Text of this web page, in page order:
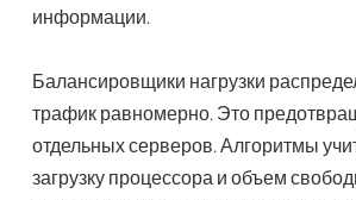
информации.
Балансировщики нагрузки
трафик равномерно. Это
отдельных серверов. Алгоритмы
загрузку процессора и объем